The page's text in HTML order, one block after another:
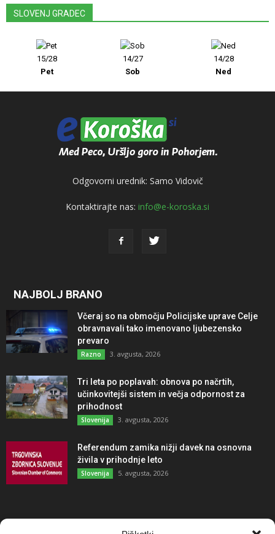
SLOVENJ GRADEC
15/28
Pet
14/27
Sob
14/28
Ned
Odgovorni urednik: Samo Vidovič
Kontaktirajte nas: info@e-koroska.si
NAJBOLJ BRANO
Včeraj so na območju Policijske uprave Celje
obravnavali tako imenovano ljubezensko
prevaro
Razno 3. avgusta, 2026
Tri leta po poplavah: obnova po načrtih,
učinkovitejši sistem in večja odpornost za
prihodnost
Slovenija 3. avgusta, 2026
Referendum zamika nižji davek na osnovna
živila v prihodnje leto
Slovenija 5. avgusta, 2026